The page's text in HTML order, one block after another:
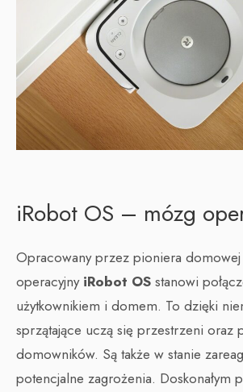
iRobot OS – mózg
Opracowany przez pioniera domowej
operacyjnyiRobot OS stanowi
użytkownikiem i domem. To dzięki
sprzątające uczą się przestrzeni oraz
domowników. Są także w stanie
potencjalne zagrożenia. Doskonałym